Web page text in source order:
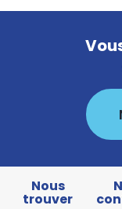
Nous
trouver